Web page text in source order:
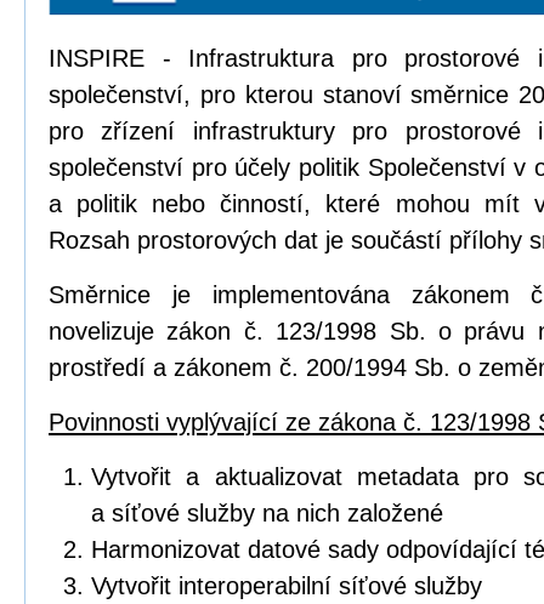
INSPIRE - Infrastruktura pro prostorové
společenství, pro kterou stanoví směrnice
pro zřízení infrastruktury pro prostorové
společenství pro účely politik Společenství v
a politik nebo činností, které mohou mít
Rozsah prostorových dat je součástí přílohy
Směrnice je implementována
novelizuje zákon č. 123/1998 Sb. o právu
prostředí a zákonem č. 200/1994 Sb. o
Povinnosti vyplývající ze zákona č. 123/1998
Vytvořit a aktualizovat metadata pro
a síťové služby na nich založené
Harmonizovat datové sady odpovídající
Vytvořit interoperabilní síťové služby